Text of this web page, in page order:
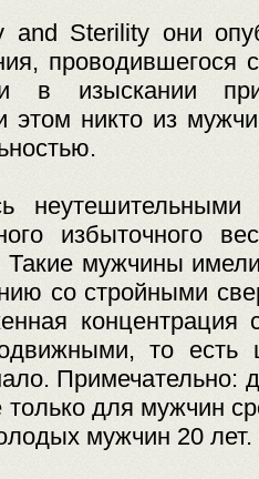
Sterility они
проводившегося
в изыскании
этом никто из
избыточного
мужчины
со стройными
концентрация
то есть
Примечательно:
только для мужчин
мужчин 20 лет.